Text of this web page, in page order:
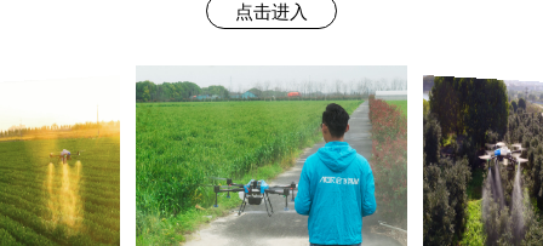
点击进入